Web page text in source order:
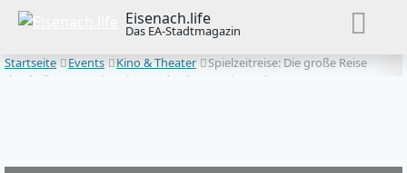
Eisenach.life
Das EA-Stadtmagazin
Startseite
Events Kino & Theater
Spielzeitreise: Die große Reise
durch die neue Saison im Landestheater Eisenach